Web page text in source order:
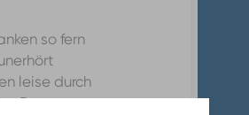
so fern
leise durch
Raum.